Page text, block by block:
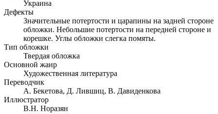
Украина
Дефекты
Значительные потертости и царапины на задней стороне
обложки. Небольшие потертости на передней стороне и
корешке. Углы обложки слегка помяты.
Тип обложки
Твердая обложка
Основной жанр
Художественная литература
Переводчик
А. Бекетова, Д. Лившиц, В. Давиденкова
Иллюстратор
В.Н. Норазян